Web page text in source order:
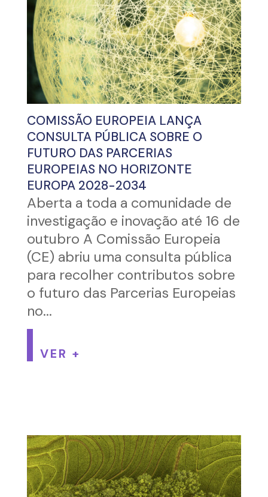
COMISSÃO EUROPEIA LANÇA
CONSULTA PÚBLICA SOBRE O
FUTURO DAS PARCERIAS
EUROPEIAS NO HORIZONTE
EUROPA 2028-2034
Aberta a toda a comunidade de
investigação e inovação até 16 de
outubro A Comissão Europeia
(CE) abriu uma consulta pública
para recolher contributos sobre
o futuro das Parcerias Europeias
no...
VER +